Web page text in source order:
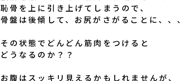
恥骨を上に引き上げてしまうので、
骨盤は後傾して、お尻がさがることに、、、
その状態でどんどん筋肉をつけると
どうなるのか？？
お腹はスッキリ見えるかもしれませんが、